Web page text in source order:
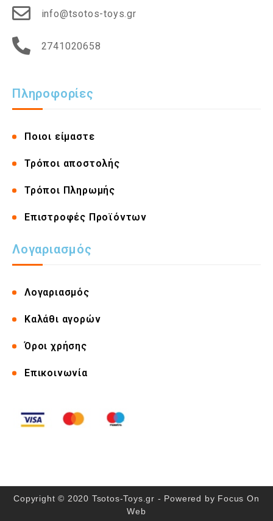
info@tsotos-toys.gr
2741020658
Πληροφορίες
Ποιοι είμαστε
Τρόποι αποστολής
Τρόποι Πληρωμής
Επιστροφές Προϊόντων
Λογαριασμός
Λογαριασμός
Καλάθι αγορών
Όροι χρήσης
Επικοινωνία
Copyright © 2020 Tsotos-Toys.gr - Powered by Focus On
Web